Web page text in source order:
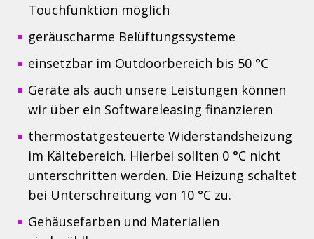
Touchfunktion möglich
geräuscharme Belüftungssysteme
einsetzbar im Outdoorbereich bis 50 °C
Geräte als auch unsere Leistungen können
wir über ein Softwareleasing finanzieren
thermostatgesteuerte Widerstandsheizung
im Kältebereich. Hierbei sollten 0 °C nicht
unterschritten werden. Die Heizung schaltet
bei Unterschreitung von 10 °C zu.
Gehäusefarben und Materialien